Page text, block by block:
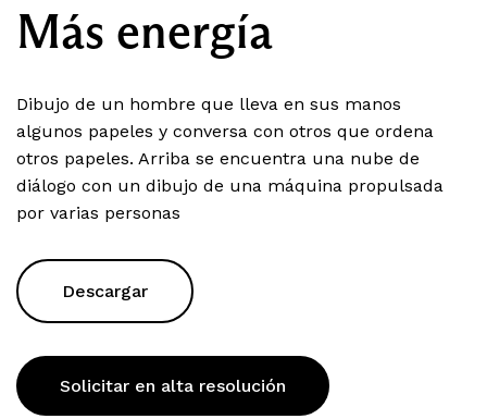
Más energía
Dibujo de un hombre que lleva en sus manos
algunos papeles y conversa con otros que ordena
otros papeles. Arriba se encuentra una nube de
diálogo con un dibujo de una máquina propulsada
por varias personas
Descargar
Solicitar en alta resolución